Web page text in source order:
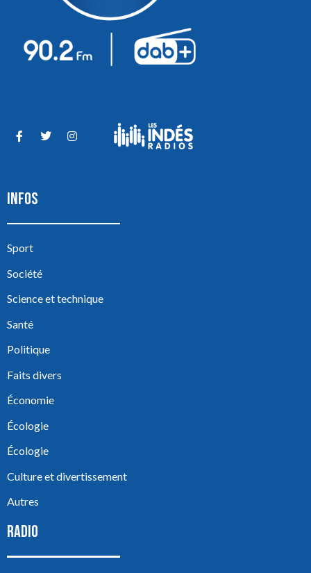
INFOS
Sport
Société
Science et technique
Santé
Politique
Faits divers
Économie
Écologie
Écologie
Culture et divertissement
Autres
RADIO